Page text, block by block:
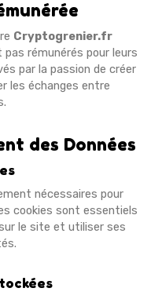
Cryptogrenier.fr
rémunérés pour leurs
par la passion de créer
les échanges entre
des Données
nécessaires pour
cookies sont essentiels
le site et utiliser ses